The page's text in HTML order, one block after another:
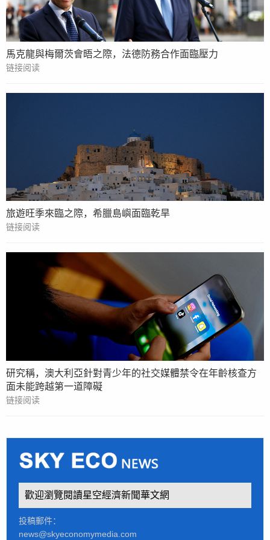
馬克龍與梅爾茨會晤之際，法德防務合作面臨壓力
链接阅读
旅遊旺季來臨之際，希臘島嶼面臨乾旱
链接阅读
研究稱，澳大利亞針對青少年的社交媒體禁令在年齡核查方
面未能跨越第一道障礙
链接阅读
歡迎瀏覽閱讀星空經濟新聞華文網
投稿郵件：
news@skyeconomymedia.com